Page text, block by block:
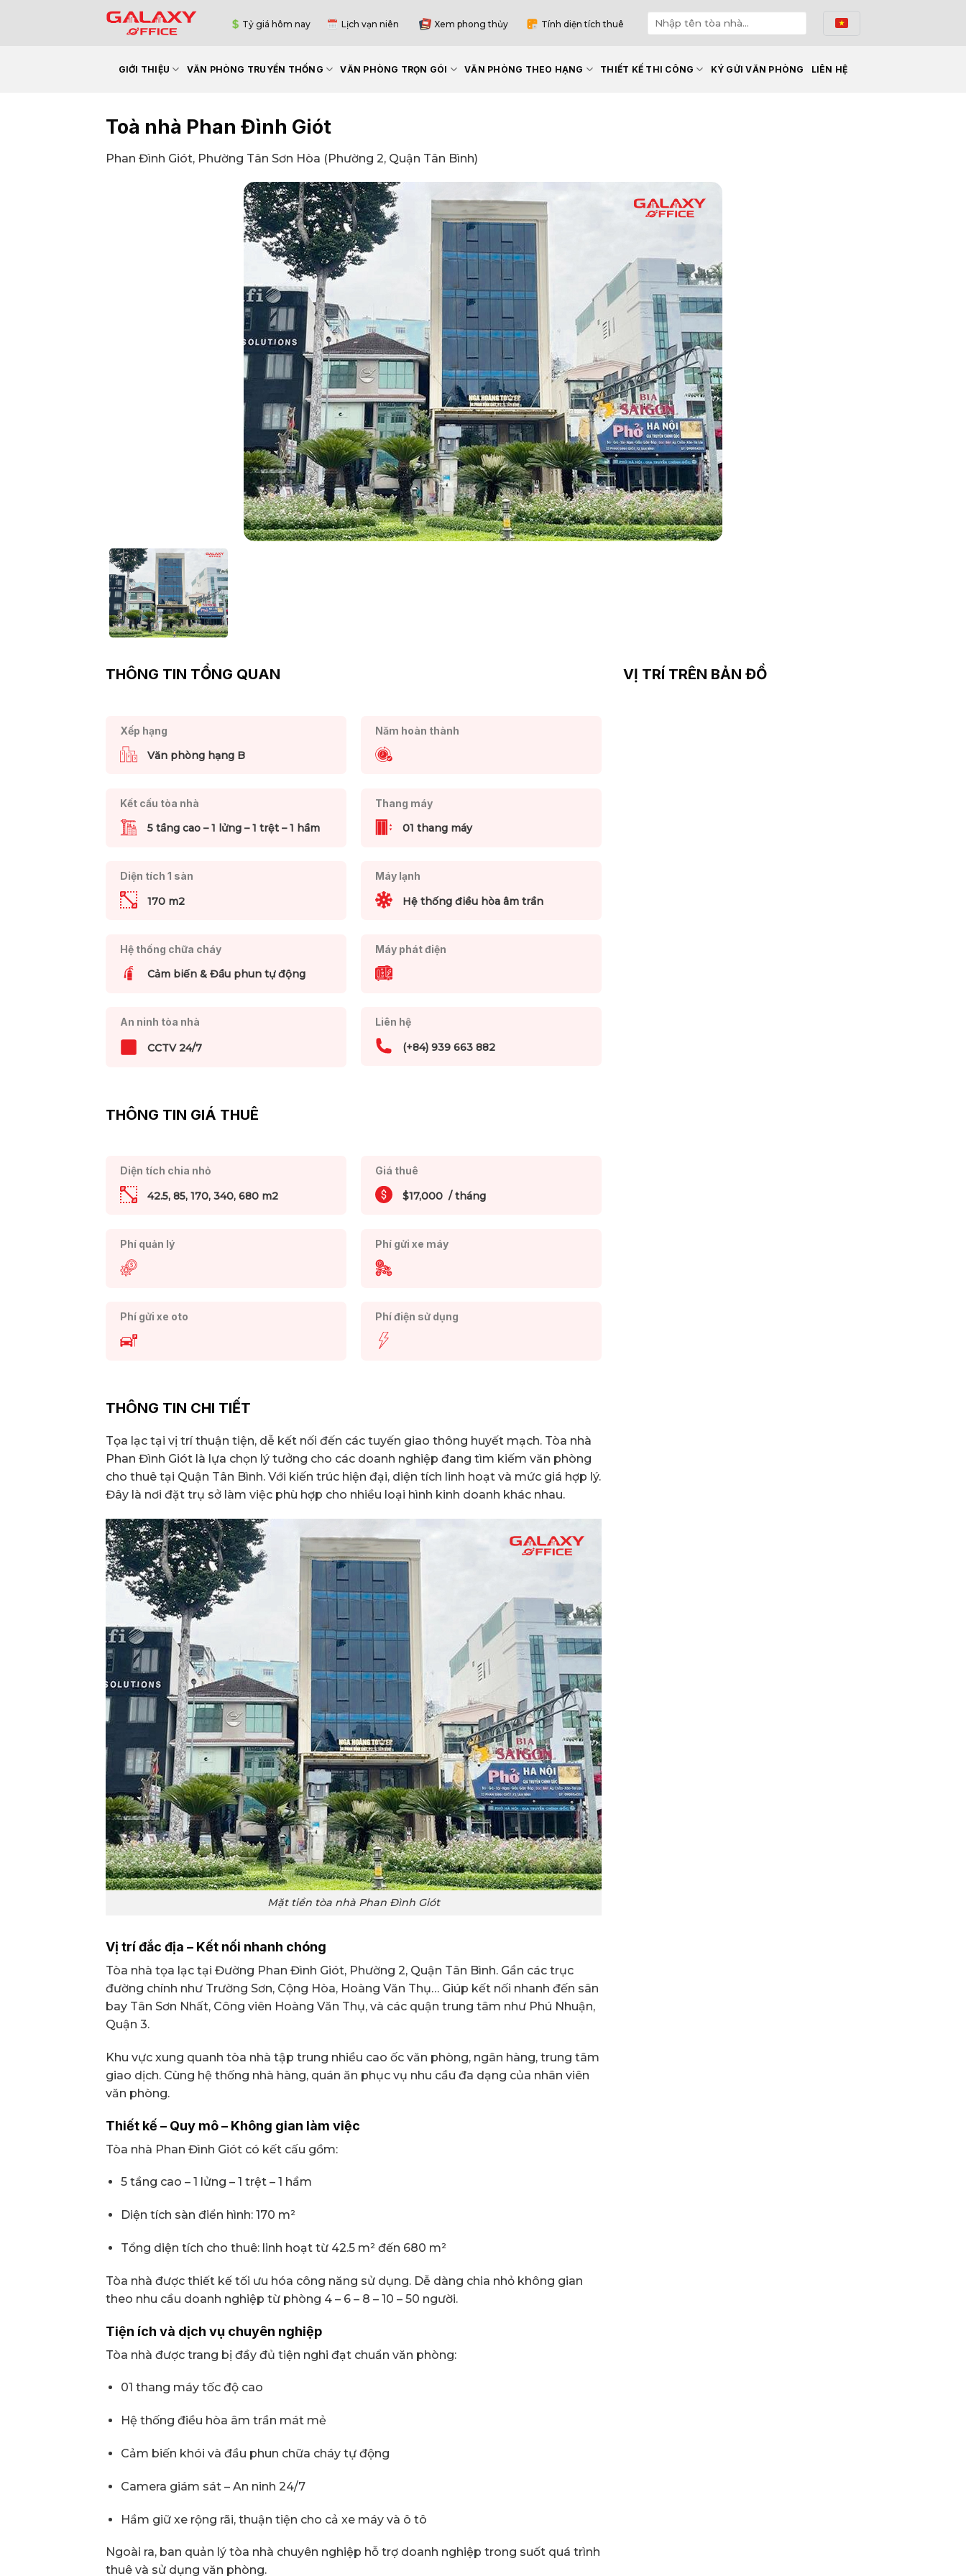
Tỷ giá hôm nay Lịch vạn niên Xem phong thủy Tính diện tích thuê
GIỚI THIỆU VĂN PHÒNG TRUYỀN THỐNG VĂN PHÒNG TRỌN GÓI VĂN PHÒNG THEO HẠNG THIẾT KẾ THI CÔNG KÝ GỬI VĂN PHÒNG LIÊN HỆ
Toà nhà Phan Đình Giót
Phan Đình Giót, Phường Tân Sơn Hòa (Phường 2, Quận Tân Bình)
THÔNG TIN TỔNG QUAN
Xếp hạng
Văn phòng hạng B
Năm hoàn thành
Kết cấu tòa nhà
5 tầng cao – 1 lửng – 1 trệt – 1 hầm
Thang máy
01 thang máy
Diện tích 1 sàn
170 m2
Máy lạnh
Hệ thống điều hòa âm trần
Hệ thống chữa cháy
Cảm biến & Đầu phun tự động
Máy phát điện
An ninh tòa nhà
CCTV 24/7
Liên hệ
(+84) 939 663 882
THÔNG TIN GIÁ THUÊ
Diện tích chia nhỏ
42.5, 85, 170, 340, 680 m2
Giá thuê
$17,000 / tháng
Phí quản lý Phí gửi xe máy
Phí gửi xe oto Phí điện sử dụng
THÔNG TIN CHI TIẾT
Tọa lạc tại vị trí thuận tiện, dễ kết nối đến các tuyến giao thông huyết mạch. Tòa nhà
Phan Đình Giót là lựa chọn lý tưởng cho các doanh nghiệp đang tìm kiếm văn phòng
cho thuê tại Quận Tân Bình. Với kiến trúc hiện đại, diện tích linh hoạt và mức giá hợp lý.
Đây là nơi đặt trụ sở làm việc phù hợp cho nhiều loại hình kinh doanh khác nhau.
Mặt tiền tòa nhà Phan Đình Giót
Vị trí đắc địa – Kết nối nhanh chóng
Tòa nhà tọa lạc tại Đường Phan Đình Giót, Phường 2, Quận Tân Bình. Gần các trục
đường chính như Trường Sơn, Cộng Hòa, Hoàng Văn Thụ… Giúp kết nối nhanh đến sân
bay Tân Sơn Nhất, Công viên Hoàng Văn Thụ, và các quận trung tâm như Phú Nhuận,
Quận 3.
Khu vực xung quanh tòa nhà tập trung nhiều cao ốc văn phòng, ngân hàng, trung tâm
giao dịch. Cùng hệ thống nhà hàng, quán ăn phục vụ nhu cầu đa dạng của nhân viên
văn phòng.
Thiết kế – Quy mô – Không gian làm việc
Tòa nhà Phan Đình Giót có kết cấu gồm:
5 tầng cao – 1 lửng – 1 trệt – 1 hầm
Diện tích sàn điển hình: 170 m²
Tổng diện tích cho thuê: linh hoạt từ 42.5 m² đến 680 m²
Tòa nhà được thiết kế tối ưu hóa công năng sử dụng. Dễ dàng chia nhỏ không gian
theo nhu cầu doanh nghiệp từ phòng 4 – 6 – 8 – 10 – 50 người.
Tiện ích và dịch vụ chuyên nghiệp
Tòa nhà được trang bị đầy đủ tiện nghi đạt chuẩn văn phòng:
01 thang máy tốc độ cao
Hệ thống điều hòa âm trần mát mẻ
Cảm biến khói và đầu phun chữa cháy tự động
Camera giám sát – An ninh 24/7
Hầm giữ xe rộng rãi, thuận tiện cho cả xe máy và ô tô
Ngoài ra, ban quản lý tòa nhà chuyên nghiệp hỗ trợ doanh nghiệp trong suốt quá trình
thuê và sử dụng văn phòng.
VỊ TRÍ TRÊN BẢN ĐỒ